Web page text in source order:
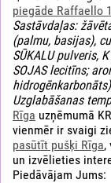
piegāde Raffaello
Sastāvdaļas:
(palmu, basijas),
SŪKALU pulveris,
SOJAS lecitīns;
Uzglabāšanas
Rīga uzņēmumā
vienmēr ir svaigi
pasūtīt pušķi Rīga,
un izvēlieties
Piedāvājam Jums: